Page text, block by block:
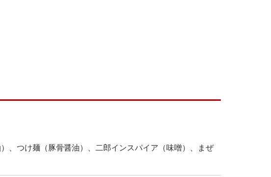
、つけ麺（豚骨醤油）、二郎インスパイア（味噌）、まぜ